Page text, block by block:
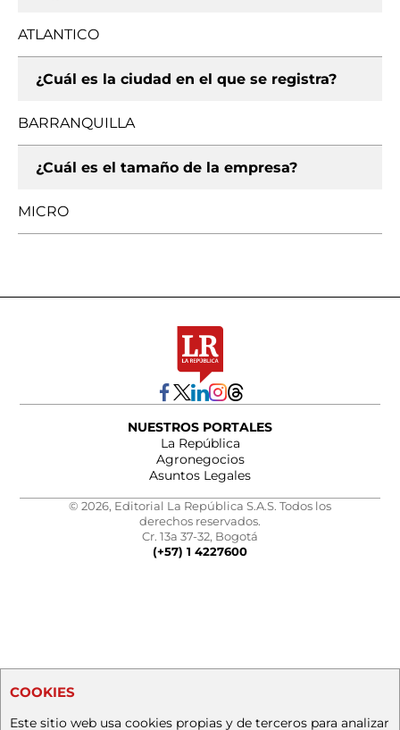
ATLANTICO
¿Cuál es la ciudad en el que se registra?
BARRANQUILLA
¿Cuál es el tamaño de la empresa?
MICRO
NUESTROS PORTALES
La República
Agronegocios
Asuntos Legales
© 2026, Editorial La República S.A.S. Todos los
derechos reservados.
Cr. 13a 37-32, Bogotá
(+57) 1 4227600
COOKIES
Este sitio web usa cookies propias y de terceros para analizar